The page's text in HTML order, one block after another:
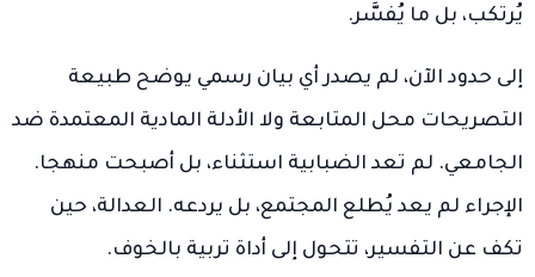
يُرتكب، بل ما يُفسَّر.
إلى حدود الآن، لم يصدر أي بيان رسمي يوضح طبيعة
التصريحات محل المتابعة ولا الأدلة المادية المعتمدة ضد
الجامعي. لم تعد الضبابية استثناء، بل أصبحت منهجا.
الإجراء لم يعد يُطلع المجتمع، بل يردعه. العدالة، حين
تكف عن التفسير، تتحول إلى أداة تربية بالخوف.